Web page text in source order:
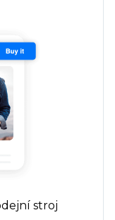
stroj